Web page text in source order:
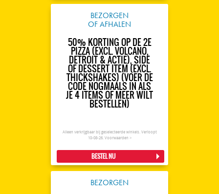
BEZORGEN
OF AFHALEN
50% KORTING OP DE 2E
PIZZA (EXCL. VOLCANO,
DETROIT & ACTIE), SIDE
OF DESSERT ITEM (EXCL.
THICKSHAKES) (VOER DE
CODE NOGMAALS IN ALS
JE 4 ITEMS OF MEER WILT
BESTELLEN)
Alleen verkrijgbaar bij geselecteerde winkels. Verloopt
10-08-26. Voorwaarden >
BESTEL NU
BEZORGEN